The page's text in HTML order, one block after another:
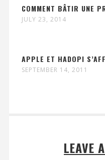
COMMENT BÂTIR UNE
JULY 23, 2014
APPLE ET HADOPI
SEPTEMBER 14, 2011
LEAVE